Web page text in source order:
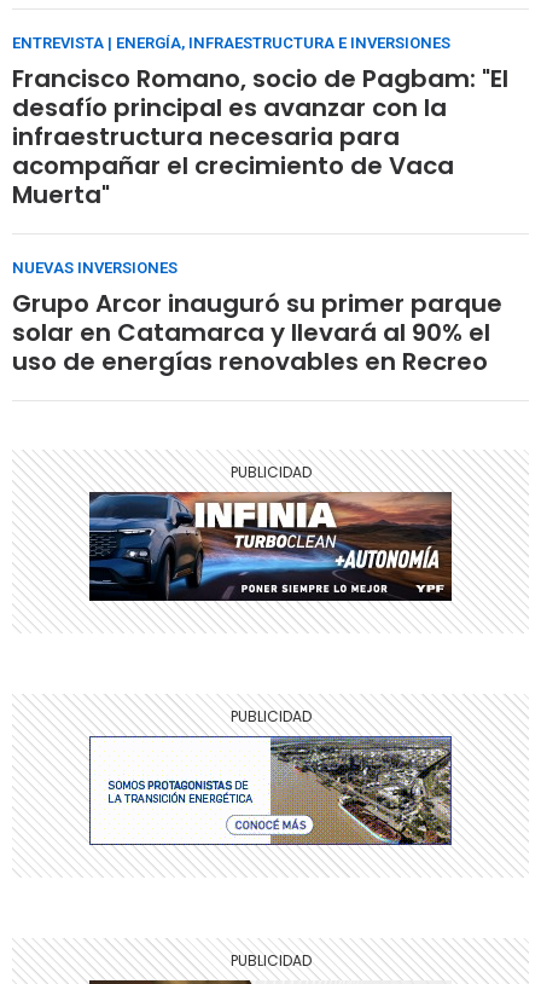
ENTREVISTA | ENERGÍA, INFRAESTRUCTURA E INVERSIONES
Francisco Romano, socio de Pagbam: "El
desafío principal es avanzar con la
infraestructura necesaria para
acompañar el crecimiento de Vaca
Muerta"
NUEVAS INVERSIONES
Grupo Arcor inauguró su primer parque
solar en Catamarca y llevará al 90% el
uso de energías renovables en Recreo